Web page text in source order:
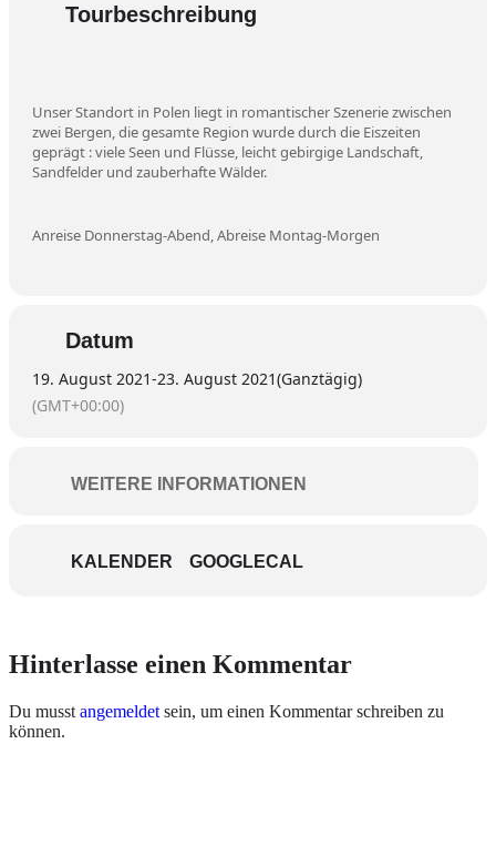
Tourbeschreibung
Unser Standort in Polen liegt in romantischer Szenerie zwischen
zwei Bergen, die gesamte Region wurde durch die Eiszeiten
geprägt : viele Seen und Flüsse, leicht gebirgige Landschaft,
Sandfelder und zauberhafte Wälder.
Anreise Donnerstag-Abend, Abreise Montag-Morgen
Datum
19. August 2021-23. August 2021(Ganztägig)
(GMT+00:00)
WEITERE INFORMATIONEN
KALENDER GOOGLECAL
Hinterlasse einen Kommentar
Du musst angemeldet sein, um einen Kommentar schreiben zu
können.